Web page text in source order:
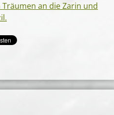
an die Zarin und